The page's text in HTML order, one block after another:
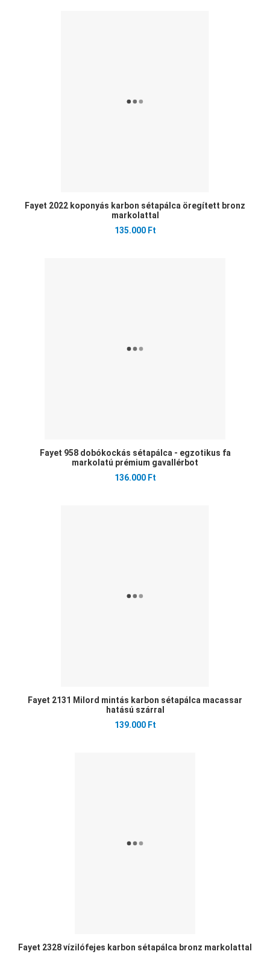
Fayet 2022 koponyás karbon sétapálca öregített bronz
markolattal
135.000 Ft
Fayet 958 dobókockás sétapálca - egzotikus fa
markolatú prémium gavallérbot
136.000 Ft
Fayet 2131 Milord mintás karbon sétapálca macassar
hatású szárral
139.000 Ft
Fayet 2328 vízilófejes karbon sétapálca bronz markolattal